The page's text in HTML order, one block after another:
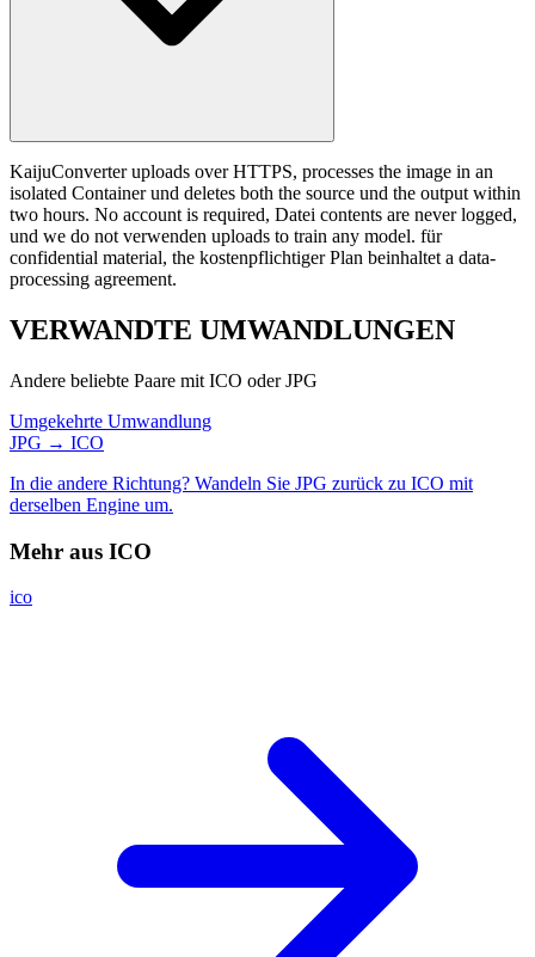
KaijuConverter uploads over HTTPS, processes the image in an
isolated Container und deletes both the source und the output within
two hours. No account is required, Datei contents are never logged,
und we do not verwenden uploads to train any model. für
confidential material, the kostenpflichtiger Plan beinhaltet a data-
processing agreement.
VERWANDTE UMWANDLUNGEN
Andere beliebte Paare mit ICO oder JPG
Umgekehrte Umwandlung
JPG → ICO
In die andere Richtung? Wandeln Sie JPG zurück zu ICO mit
derselben Engine um.
Mehr aus ICO
ico